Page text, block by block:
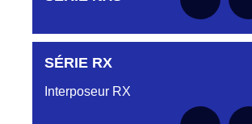
Aucune pièce disponible pour
SÉRIE RX
Interposeur RX